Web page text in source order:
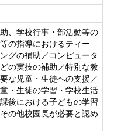
、学校行事・部活動等の
の指導におけるティー
グの補助／コンピュータ
の実技の補助／特別な教
な児童・生徒への支援／
・生徒の学習・学校生活
後における子どもの学習
の他校園長が必要と認め